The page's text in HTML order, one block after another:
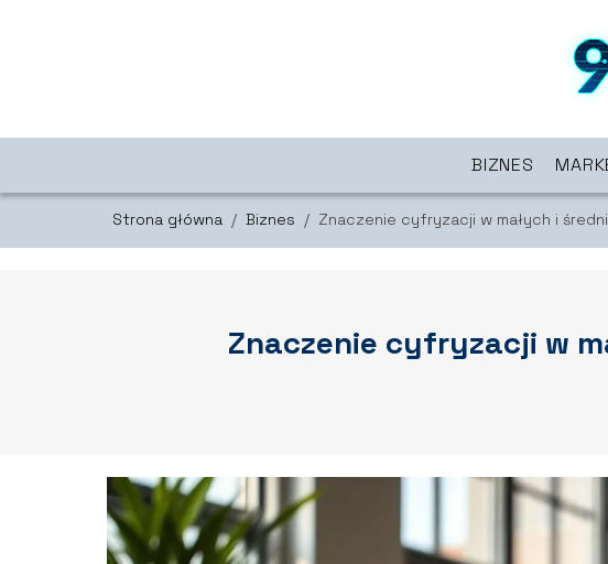
BIZNES
Strona główna / Biznes / Znaczenie cyfryzacji w małych i
Znaczenie cyfryzacji w